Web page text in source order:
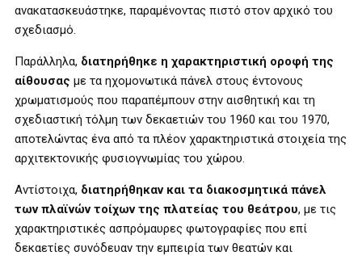
ανακατασκευάστηκε, παραμένοντας πιστό στον αρχικό του
σχεδιασμό.
Παράλληλα, διατηρήθηκε η χαρακτηριστική οροφή της
αίθουσας με τα ηχομονωτικά πάνελ στους έντονους
χρωματισμούς που παραπέμπουν στην αισθητική και τη
σχεδιαστική τόλμη των δεκαετιών του 1960 και του 1970,
αποτελώντας ένα από τα πλέον χαρακτηριστικά στοιχεία της
αρχιτεκτονικής φυσιογνωμίας του χώρου.
Αντίστοιχα, διατηρήθηκαν και τα διακοσμητικά πάνελ
των πλαϊνών τοίχων της πλατείας του θεάτρου, με τις
χαρακτηριστικές ασπρόμαυρες φωτογραφίες που επί
δεκαετίες συνόδευαν την εμπειρία των θεατών και